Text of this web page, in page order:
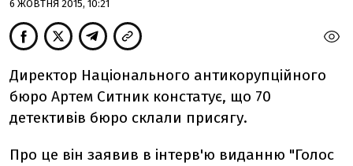
6 ЖОВТНЯ 2015, 10:21
Директор Національного антикорупційного
бюро Артем Ситник констатує, що 70
детективів бюро склали присягу.
Про це він заявив в інтерв'ю виданню "Голос